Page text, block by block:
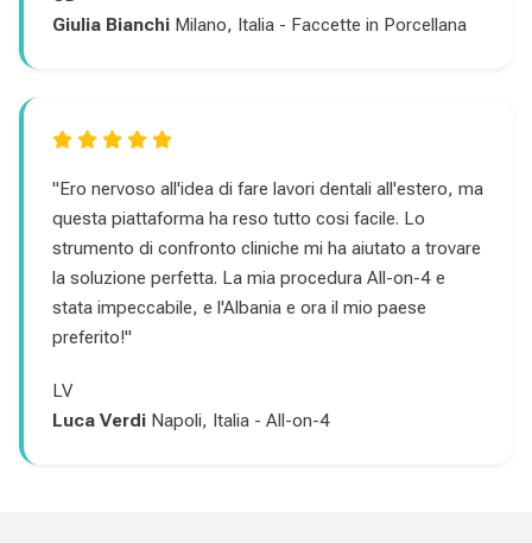
Giulia Bianchi Milano, Italia - Faccette in Porcellana
"Ero nervoso all'idea di fare lavori dentali all'estero, ma
questa piattaforma ha reso tutto cosi facile. Lo
strumento di confronto cliniche mi ha aiutato a trovare
la soluzione perfetta. La mia procedura All-on-4 e
stata impeccabile, e l'Albania e ora il mio paese
preferito!"
LV
Luca Verdi Napoli, Italia - All-on-4